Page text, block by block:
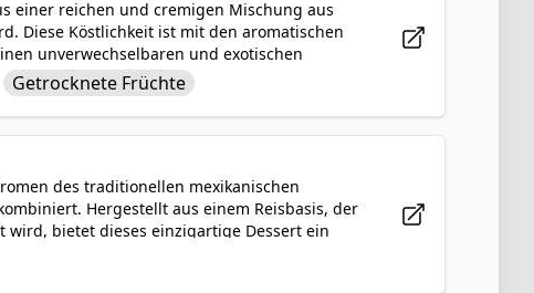
einer reichen und cremigen Mischung aus
Diese Köstlichkeit ist mit den aromatischen
unverwechselbaren und exotischen
wie Mandeln, Pistazien und Cashewnüssen,
besonderen Anlässen und Festen in Indien
machen es zu einem beliebten
Getrocknete Früchte
des traditionellen mexikanischen
Hergestellt aus einem Reisbasis, der
wird, bietet dieses einzigartige Dessert ein
Aromen von Zimt vermischen sich nahtlos
Vergnügen, das perfekt ist, um